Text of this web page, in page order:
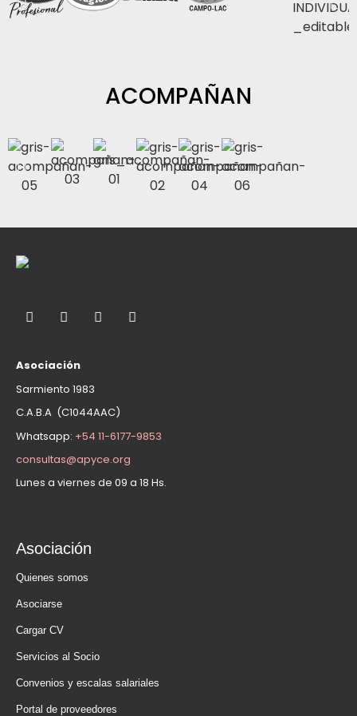
ACOMPAÑAN
Asociación
Sarmiento 1983
C.A.B.A (C1044AAC)
Whatsapp: +54 11-6177-9853
consultas@apyce.org
Lunes a viernes de 09 a 18 Hs.
Asociación
Quienes somos
Asociarse
Cargar CV
Servicios al Socio
Convenios y escalas salariales
Portal de proveedores